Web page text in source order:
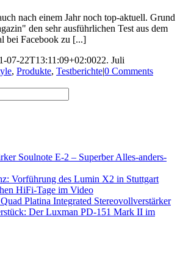
nach einem Jahr noch top-aktuell. Grund
den sehr ausführlichen Test aus dem
bei Facebook zu [...]
07-22T13:11:09+02:0022. Juli
, Produkte, Testberichte|0 Comments
Soulnote E-2 – Superber Alles-anders-
Vorführung des Lumin X2 in Stuttgart
HiFi-Tage im Video
Platina Integrated Stereovollverstärker
Der Luxman PD-151 Mark II im